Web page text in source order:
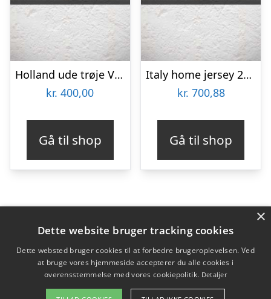
Holland ude trøje VM 2010 – børn-YS | 128-137
kr. 400,00
Gå til shop
Italy home jersey 2024/26 – mens-M
kr. 700,88
Gå til shop
Varekategorier
Produkter
×
Dette website bruger tracking cookies
Dette websted bruger cookies til at forbedre brugeroplevelsen. Ved
at bruge vores hjemmeside accepterer du alle cookies i
overensstemmelse med vores cookiepolitik. Detaljer